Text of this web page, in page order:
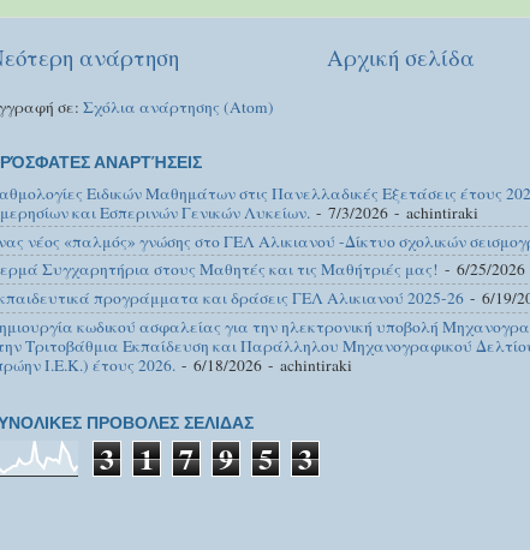
ανάρτηση Αρχική σελίδα
σε: Σχόλια ανάρτησης (Atom)
ΑΝΑΡΤΉΣΕΙΣ
Ειδικών Μαθημάτων στις Πανελλαδικές Εξετάσεις έτους
και Εσπερινών Γενικών Λυκείων. - 7/3/2026 - achintiraki
νέος «παλμός» γνώσης στο ΓΕΛ Αλικιανού -Δίκτυο σχολικών
Συγχαρητήρια στους Μαθητές και τις Μαθήτριές μας! - 6/25/2026
προγράμματα και δράσεις ΓΕΛ Αλικιανού 2025-26 - 6/19/
κωδικού ασφαλείας για την ηλεκτρονική υποβολή
Τριτοβάθμια Εκπαίδευση και Παράλληλου Μηχανογραφικού
Ι.Ε.Κ.) έτους 2026. - 6/18/2026 - achintiraki
ΠΡΟΒΟΛΕΣ ΣΕΛΙΔΑΣ
3 1 7 9 5 3